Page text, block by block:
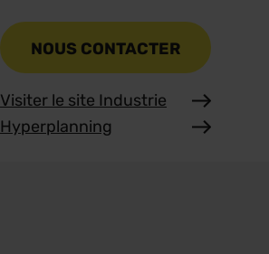
NOUS CONTACTER
Visiter le site Industrie
Hyperplanning